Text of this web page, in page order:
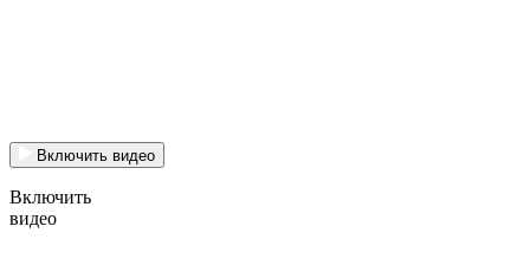
Включить видео
Включить
видео